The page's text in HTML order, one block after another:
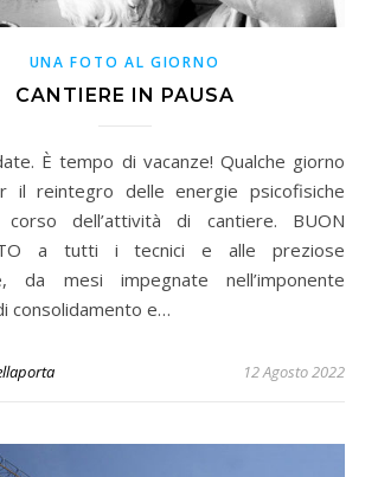
UNA FOTO AL GIORNO
CANTIERE IN PAUSA
È tempo di vacanze! Qualche giorno
il reintegro delle energie psicofisiche
dell’attività di cantiere. BUON
a tutti i tecnici e alle preziose
da mesi impegnate nell’imponente
consolidamento e…
12 Agosto 2022